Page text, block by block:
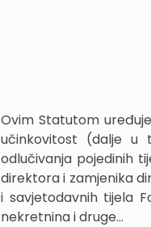
Ovim Statutom
učinkovitost (dalje u
odlučivanja pojedinih
direktora i zamjenika
i savjetodavnih tijela
nekretnina i druge...